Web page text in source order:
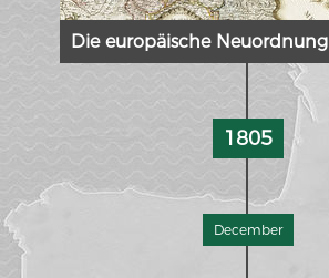
Die europäische Neuordnung
1805
December